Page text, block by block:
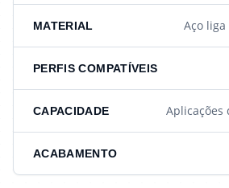
MATERIAL Aço
PERFIS COMPATÍVEIS
CAPACIDADE Aplicações
ACABAMENTO